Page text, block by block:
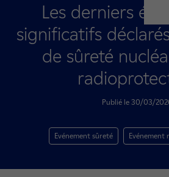
Les derniers
significatifs
de sûreté
Publié le 30/03/
Evénement sûreté